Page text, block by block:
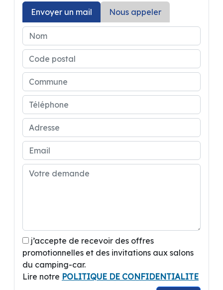
Envoyer un mail
Nous appeler
j’accepte de recevoir des offres
promotionnelles et des invitations aux salons
du camping-car.
Lire notre POLITIQUE DE CONFIDENTIALITE